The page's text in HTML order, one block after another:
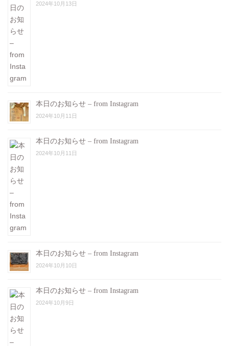
2024年10月13日
本日のお知らせ – from Instagram
2024年10月11日
本日のお知らせ – from Instagram
2024年10月11日
本日のお知らせ – from Instagram
2024年10月10日
本日のお知らせ – from Instagram
2024年10月9日